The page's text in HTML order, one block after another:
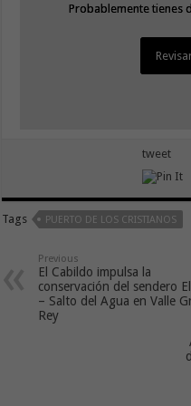
Probablemente tienes
Probablemente tienes
tweet
Tags PUERTO DE LOS CRISTIANOS
Previous
El Cabildo impulsa la
conservación del sendero
– Salto del Agua en Valle
Rey